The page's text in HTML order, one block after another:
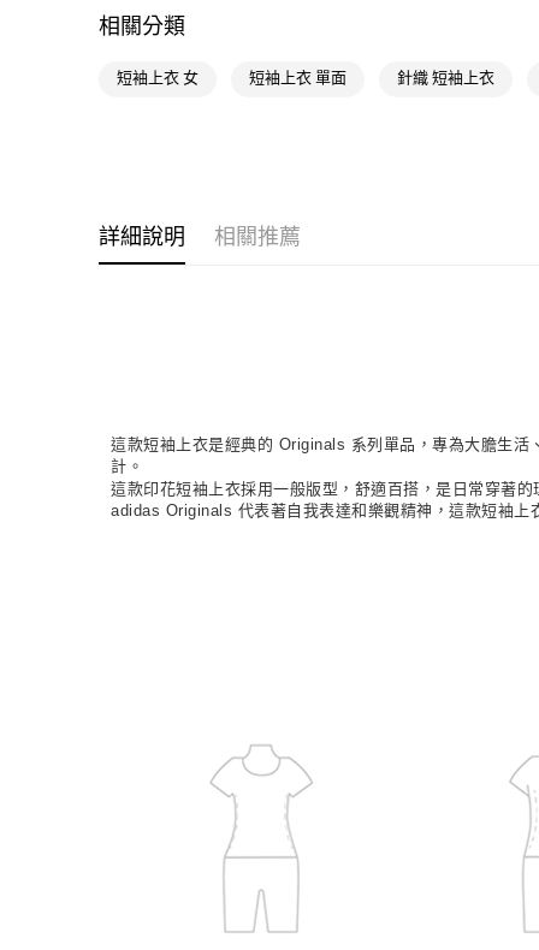
相關分類
短袖上衣 女 短袖上衣 單面 針織 短袖上衣
詳細說明 相關推薦
這款短袖上衣是經典的 Originals 系列單品，專為大膽生
計。
這款印花短袖上衣採用一般版型，舒適百搭，是日常穿著
adidas Originals 代表著自我表達和樂觀精神，這款短袖上